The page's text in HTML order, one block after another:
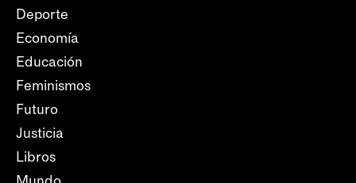
Deporte
Economía
Educación
Feminismos
Futuro
Justicia
Libros